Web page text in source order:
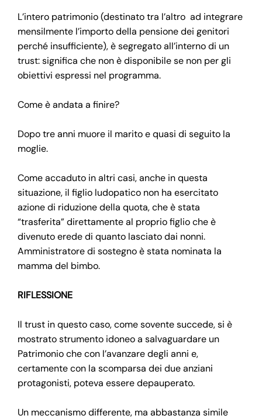
L’intero patrimonio (destinato tra l’altro ad integrare
mensilmente l’importo della pensione dei genitori
perché insufficiente), è segregato all’interno di un
trust: significa che non è disponibile se non per gli
obiettivi espressi nel programma.
Come è andata a finire?
Dopo tre anni muore il marito e quasi di seguito la
moglie.
Come accaduto in altri casi, anche in questa
situazione, il figlio ludopatico non ha esercitato
azione di riduzione della quota, che è stata
“trasferita” direttamente al proprio figlio che è
divenuto erede di quanto lasciato dai nonni.
Amministratore di sostegno è stata nominata la
mamma del bimbo.
RIFLESSIONE
Il trust in questo caso, come sovente succede, si è
mostrato strumento idoneo a salvaguardare un
Patrimonio che con l’avanzare degli anni e,
certamente con la scomparsa dei due anziani
protagonisti, poteva essere depauperato.
Un meccanismo differente, ma abbastanza simile